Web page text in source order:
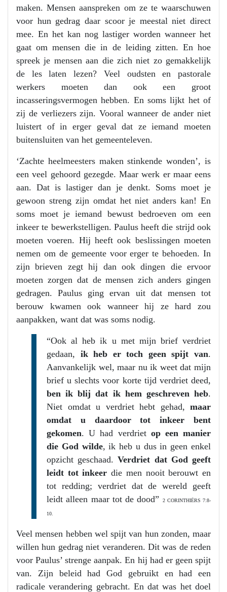
maken. Mensen aanspreken om ze te waarschuwen
voor hun gedrag daar scoor je meestal niet direct
mee. En het kan nog lastiger worden wanneer het
gaat om mensen die in de leiding zitten. En hoe
spreek je mensen aan die zich niet zo gemakkelijk
de les laten lezen? Veel oudsten en pastorale
werkers moeten dan ook een groot
incasseringsvermogen hebben. En soms lijkt het of
zij de verliezers zijn. Vooral wanneer de ander niet
luistert of in erger geval dat ze iemand moeten
buitensluiten van het gemeenteleven.
‘Zachte heelmeesters maken stinkende wonden’, is
een veel gehoord gezegde. Maar werk er maar eens
aan. Dat is lastiger dan je denkt. Soms moet je
gewoon streng zijn omdat het niet anders kan! En
soms moet je iemand bewust bedroeven om een
inkeer te bewerkstelligen. Paulus heeft die strijd ook
moeten voeren. Hij heeft ook beslissingen moeten
nemen om de gemeente voor erger te behoeden. In
zijn brieven zegt hij dan ook dingen die ervoor
moeten zorgen dat de mensen zich anders gingen
gedragen. Paulus ging ervan uit dat mensen tot
berouw kwamen ook wanneer hij ze hard zou
aanpakken, want dat was soms nodig.
“Ook al heb ik u met mijn brief verdriet
gedaan, ik heb er toch geen spijt van.
Aanvankelijk wel, maar nu ik weet dat mijn
brief u slechts voor korte tijd verdriet deed,
ben ik blij dat ik hem geschreven heb.
Niet omdat u verdriet hebt gehad, maar
omdat u daardoor tot inkeer bent
gekomen. U had verdriet op een manier
die God wilde, ik heb u dus in geen enkel
opzicht geschaad.Verdriet dat God geeft
leidt tot inkeer die men nooit berouwt en
tot redding; verdriet dat de wereld geeft
leidt alleen maar tot de dood”
2 CORINTHIËRS 7:8-
10.
Veel mensen hebben wel spijt van hun zonden, maar
willen hun gedrag niet veranderen. Dit was de reden
voor Paulus’ strenge aanpak. En hij had er geen spijt
van. Zijn beleid had God gebruikt en had een
radicale verandering gebracht. En dat was het doel